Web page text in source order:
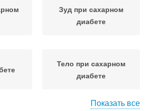
Зуд при сахарном
диабете
Тело при сахарном
диабете
Показать все